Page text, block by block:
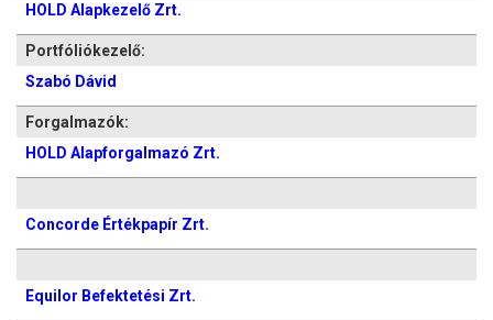
HOLD Alapkezelő Zrt.
Portfóliókezelő:
Szabó Dávid
Forgalmazók:
HOLD Alapforgalmazó Zrt.
Concorde Értékpapír Zrt.
Equilor Befektetési Zrt.